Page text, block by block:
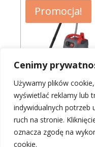
Cenimy
Używamy plików
wyświetlać reklamy lub
indywidualnych potrzeb
ruch na stronie.
oznacza zgodę na
cookie.
'430,00
Promocja!
Odkurzacz NSG
ADL-1445 EHP
2 '300,00zł
cena
1
netto